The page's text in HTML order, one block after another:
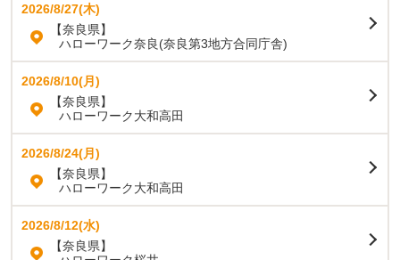
2026/8/27(木)
【奈良県】
ハローワーク奈良(奈良第3地方合同庁舎)
2026/8/10(月)
【奈良県】
ハローワーク大和高田
2026/8/24(月)
【奈良県】
ハローワーク大和高田
2026/8/12(水)
【奈良県】